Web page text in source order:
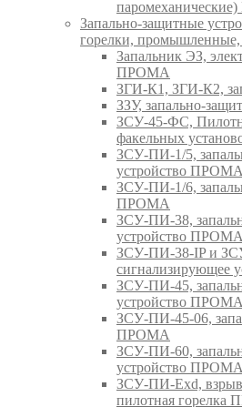
Запально-защитные
горелки,
Запальник ЭЗ,
ПРОМА
ЗГИ-К1, ЗГИ-К2,
ЗЗУ, запально-
ЗСУ-45-ФС,
факельных
ЗСУ-ПИ-1/5,
устройство ПРОМА
ЗСУ-ПИ-1/6,
ПРОМА
ЗСУ-ПИ-38,
устройство ПРОМА
ЗСУ-ПИ-38-IP и
сигнализирующее
ЗСУ-ПИ-45,
устройство ПРОМА
ЗСУ-ПИ-45-06,
ПРОМА
ЗСУ-ПИ-60,
устройство ПРОМА
ЗСУ-ПИ-Exd,
пилотная горелка